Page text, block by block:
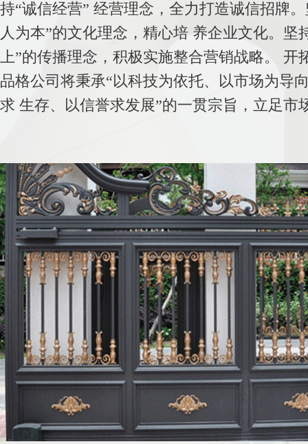
持“诚信经营” 经营理念，全力打造诚信招牌
人为本”的文化理念，精心培 养企业文化。坚
上”的传播理念，积极实施整合营销战略。 开
品格公司将秉承“以科技为依托、以市场为导
求 生存、以信誉求发展”的一贯宗旨，立足市